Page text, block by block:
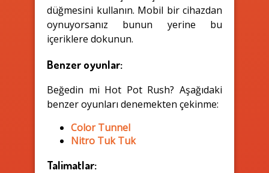
düğmesini kullanın. Mobil bir cihazdan
oynuyorsanız bunun yerine bu
içeriklere dokunun.
Benzer oyunlar:
Beğedin mi Hot Pot Rush? Aşağıdaki
benzer oyunları denemekten çekinme:
Color Tunnel
Nitro Tuk Tuk
Talimatlar: